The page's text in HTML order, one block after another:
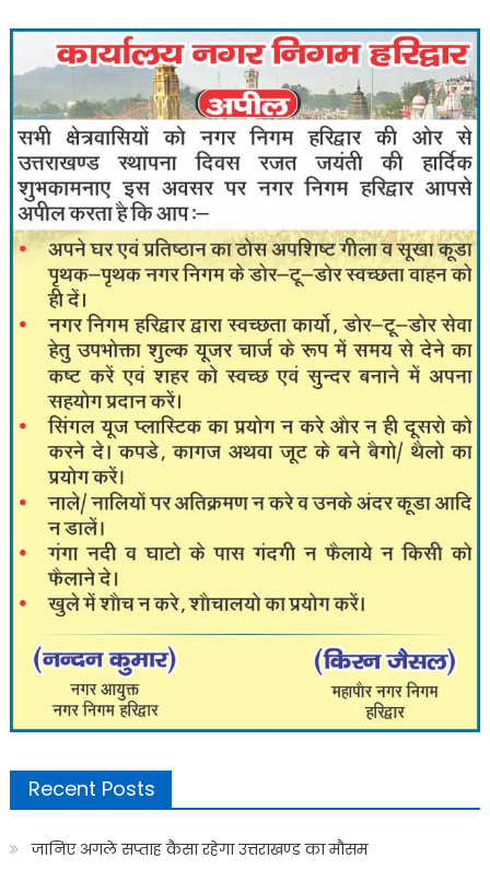
Recent Posts
जानिए अगले सप्ताह कैसा रहेगा उत्तराखण्ड का मौसम